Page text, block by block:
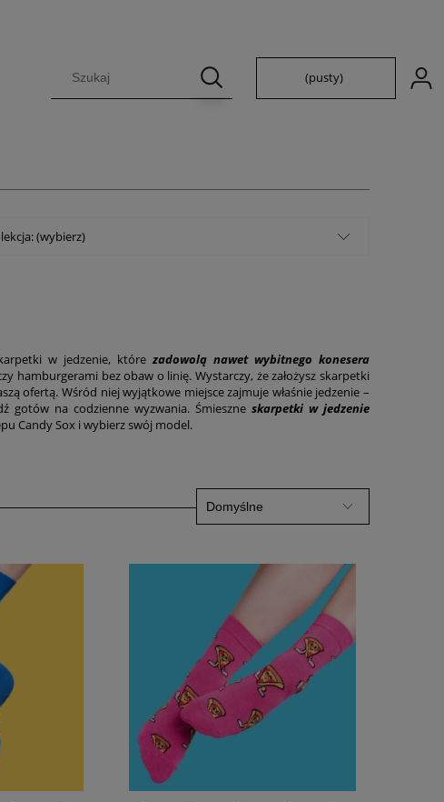
(pusty)
(wybierz)
w jedzenie, którezadowolą nawet wybitnego konesera
hamburgerami bez obaw o linię. Wystarczy, że założysz skarpetki
ofertą. Wśród niej wyjątkowe miejsce zajmuje właśnie jedzenie –
gotów na codzienne wyzwania. Śmieszne skarpetki w jedzenie
Candy Sox i wybierz swój model.